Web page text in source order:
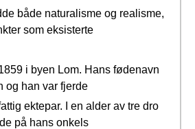
både naturalisme og realisme,
som eksisterte
i byen Lom. Hans fødenavn
og han var fjerde
ektepar. I en alder av tre dro
på hans onkels